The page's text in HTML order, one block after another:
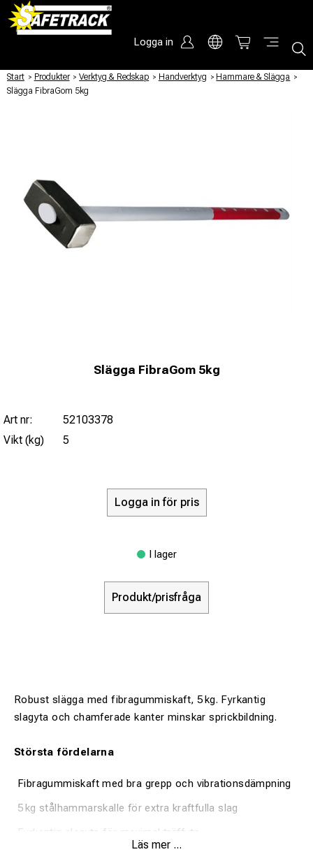
Logga in
Start / Produkter / Verktyg & Redskap / Handverktyg / Hammare & Slägga /
Slägga FibraGom 5kg
Slägga FibraGom 5kg
Art nr:
52103378
Vikt (kg)
5
Logga in för pris
I lager
Produkt/prisfråga
Robust slägga med fibragummiskaft, 5 kg. Fyrkantig
slagyta och chamferade kanter minskar sprickbildning.
Största fördelarna
Fibragummiskaft med bra grepp och vibrationsdämpning
5 kg stålhammarskalle för extra kraftfulla slag
Fyrkantig slagyta för maximal träffyta
Läs mer ...